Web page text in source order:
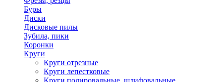
Буры
Диски
Дисковые пилы
Зубила, пики
Коронки
Круги
Круги отрезные
Круги лепестковые
Круги полировальные, шлифовальные